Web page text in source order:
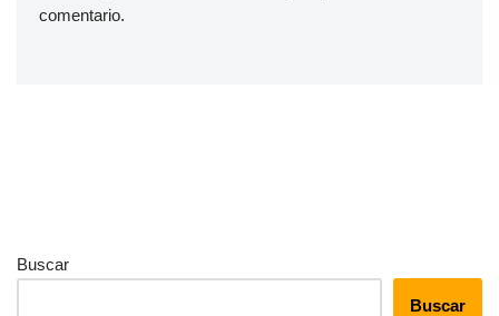
comentario.
Buscar
Buscar